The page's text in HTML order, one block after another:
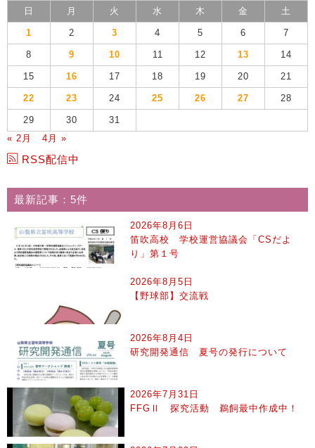
日 月 火 水 木 金 土
1 2 3 4 5 6 7
8 9 10 11 12 13 14
15 16 17 18 19 20 21
22 23 24 25 26 27 28
29 30
31
« 2月
4月 »
RSS配信中
最新記事：5件
2026年8月6日
笛吹高校 学校運営協議会「CSだよ
り」第１号
2026年8月5日
【野球部】交流戦
2026年8月4日
研究開発通信 夏号の発行について
2026年7月31日
FFGⅡ 探究活動 鵜飼最中作成中！